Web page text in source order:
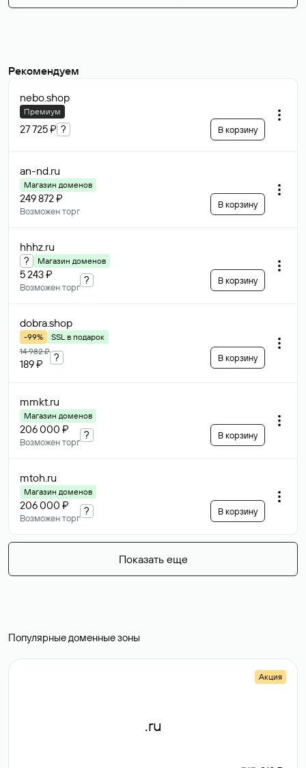
Рекомендуем
nebo.shop
Премиум
27 725 ₽ ? В корзину
an-nd.ru
Магазин доменов
249 872 ₽
Возможен торг
В корзину
hhhz.ru
? Магазин доменов
5 243 ₽
Возможен торг
? В корзину
dobra.shop
-99%
SSL в подарок
14 982 ₽
189 ₽
? В корзину
mmkt.ru
Магазин доменов
206 000 ₽
Возможен торг
? В корзину
mtoh.ru
Магазин доменов
206 000 ₽
Возможен торг
? В корзину
Показать еще
Популярные доменные зоны
Акция
.ru